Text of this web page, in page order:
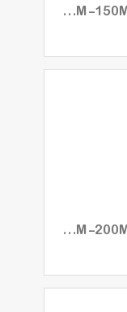
بست کمربندی ان اس اس مدل CM-150M و CM-300IC بسته 2 عددی
بست کمربندی ان اس اس مدل CM-200M و CM-370IC بسته دو عددی